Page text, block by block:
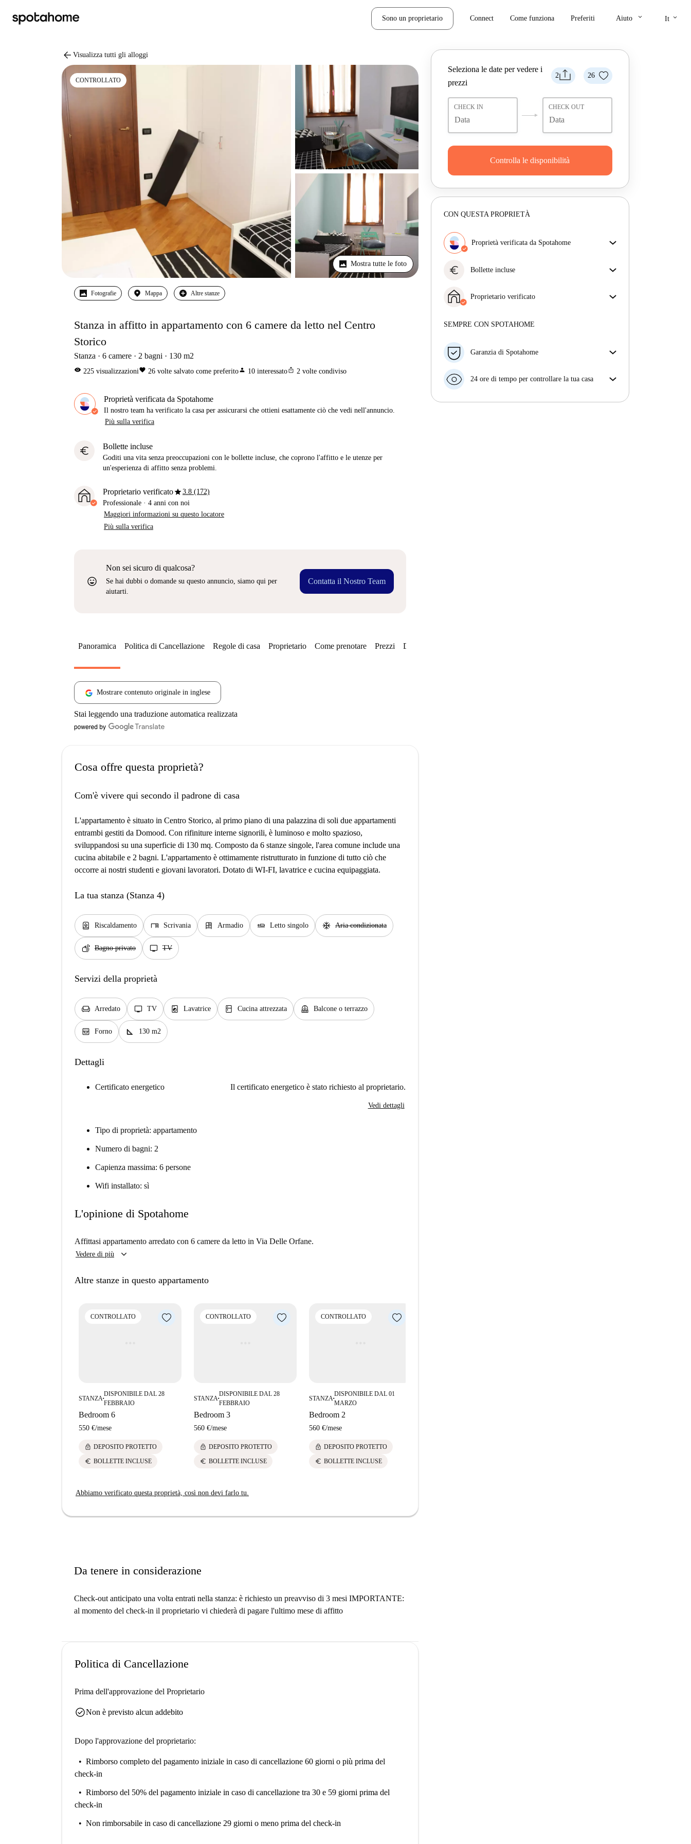
Sono un proprietario Connect Come funziona Preferiti Aiuto keyboard_arrow_down It keyboard_arrow_down
arrow_back Visualizza tutti gli alloggi
CONTROLLATO
Mostra tutte le foto
Fotografie Mappa Altre stanze
Stanza in affitto in appartamento con 6 camere da letto nel Centro
Storico
Stanza 6 camere 2 bagni 130 m2
visibility 225 visualizzazionifavorite 26 volte salvato come preferitoperson 10 interessatoios_share 2 volte condiviso
Proprietà verificata da Spotahome
Il nostro team ha verificato la casa per assicurarsi che ottieni esattamente ciò che vedi nell'annuncio.
Più sulla verifica
euro Bollette incluse
Goditi una vita senza preoccupazioni con le bollette incluse, che coprono l'affitto e le utenze per
un'esperienza di affitto senza problemi.
Proprietario verificatostar3.8 (172)
Professionale · 4 anni con noi
Maggiori informazioni su questo locatore
Più sulla verifica
sentiment_very_satisfied
Non sei sicuro di qualcosa?
Se hai dubbi o domande su questo annuncio, siamo qui per
aiutarti.
Contatta il Nostro Team
2 26
Seleziona le date per vedere i
prezzi
CHECK IN CHECK OUT
Controlla le disponibilità
CON QUESTA PROPRIETÀ
Proprietà verificata da Spotahome
ottieni esattamente ciò che vedi nell'annuncio.
euro Bollette incluse
incluse, che coprono l'affitto e le utenze per
un'esperienza di affitto senza problemi.
Proprietario verificato
Maggiori informazioni su questo locatore
SEMPRE CON SPOTAHOME
Garanzia di Spotahome
con breve preavviso, noi A) ti pagheremo un hotel e
B) ti rimborseremo totalmente
24 ore di tempo per controllare la tua casa
Panoramica Politica di Cancellazione Regole di casa Proprietario Come prenotare Prezzi Disponibilità
Mostrare contenuto originale in inglese
Stai leggendo una traduzione automatica realizzata
Cosa offre questa proprietà?
Com'è vivere qui secondo il padrone di casa
L'appartamento è situato in Centro Storico, al primo piano di una palazzina di soli due appartamenti
entrambi gestiti da Domood. Con rifiniture interne signorili, è luminoso e molto spazioso,
sviluppandosi su una superficie di 130 mq. Composto da 6 stanze singole, l'area comune include una
cucina abitabile e 2 bagni. L'appartamento è ottimamente ristrutturato in funzione di tutto ciò che
occorre ai nostri studenti e giovani lavoratori. Dotato di WI-FI, lavatrice e cucina equipaggiata.
La tua stanza (Stanza 4)
water_heater Riscaldamento desk Scrivania dresser Armadio airline_seat_flat Letto singolo ac_unit Aria condizionata
soap Bagno privato tv TV
Servizi della proprietà
chair Arredato tv TV local_laundry_service Lavatrice kitchen Cucina attrezzata balcony Balcone o terrazzo
oven_gen Forno square_foot 130 m2
Dettagli
Certificato energetico Il certificato energetico è stato richiesto al proprietario.
Vedi dettagli
Tipo di proprietà: appartamento
Numero di bagni: 2
Capienza massima: 6 persone
Wifi installato: sì
L'opinione di Spotahome
Affittasi appartamento arredato con 6 camere da letto in Via Delle Orfane.
Vedere di più keyboard_arrow_down
Altre stanze in questo appartamento
CONTROLLATO
STANZA ■
DISPONIBILE DAL 28
FEBBRAIO
Bedroom 6
550 €/mese
lock DEPOSITO PROTETTO
euro BOLLETTE INCLUSE
CONTROLLATO
STANZA ■
DISPONIBILE DAL 28
FEBBRAIO
Bedroom 3
560 €/mese
lock DEPOSITO PROTETTO
euro BOLLETTE INCLUSE
CONTROLLATO
STANZA ■
DISPONIBILE DAL 01
MARZO
Bedroom 2
560 €/mese
lock DEPOSITO PROTETTO
euro BOLLETTE INCLUSE
Abbiamo verificato questa proprietà, così non devi farlo tu.
Da tenere in considerazione
Check-out anticipato una volta entrati nella stanza: è richiesto un preavviso di 3 mesi IMPORTANTE:
al momento del check-in il proprietario vi chiederà di pagare l'ultimo mese di affitto
Politica di Cancellazione
Prima dell'approvazione del Proprietario
check_circleNon è previsto alcun addebito
Dopo l'approvazione del proprietario:
Rimborso completo del pagamento iniziale in caso di cancellazione 60 giorni o più prima del
check-in
Rimborso del 50% del pagamento iniziale in caso di cancellazione tra 30 e 59 giorni prima del
check-in
Non rimborsabile in caso di cancellazione 29 giorni o meno prima del check-in